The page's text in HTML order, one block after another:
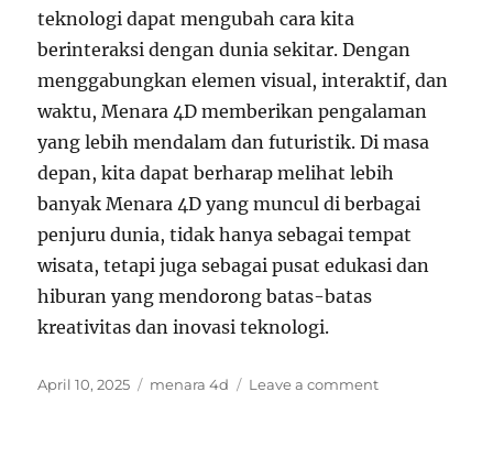
teknologi dapat mengubah cara kita
berinteraksi dengan dunia sekitar. Dengan
menggabungkan elemen visual, interaktif, dan
waktu, Menara 4D memberikan pengalaman
yang lebih mendalam dan futuristik. Di masa
depan, kita dapat berharap melihat lebih
banyak Menara 4D yang muncul di berbagai
penjuru dunia, tidak hanya sebagai tempat
wisata, tetapi juga sebagai pusat edukasi dan
hiburan yang mendorong batas-batas
kreativitas dan inovasi teknologi.
Posted
April 10, 2025 Tags
menara 4d Leave a commenton